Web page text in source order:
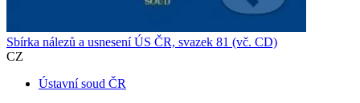
Sbírka nálezů a usnesení ÚS ČR, svazek 81 (vč. CD)
CZ
Ústavní soud ČR